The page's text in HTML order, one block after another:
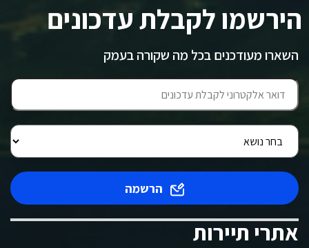
הירשמו לקבלת עדכונים
השארו מעודכנים בכל מה שקורה בעמק
הרשמה
אתרי תיירות